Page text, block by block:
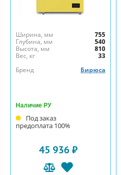
Ширина, мм
755
Глубина, мм
540
Высота, мм
810
Вес, кг
33
Бренд
Бирюса
Наличие РУ
Под заказ
предоплата 100%
45 936 ₽